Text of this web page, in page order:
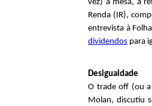
i
o
d
e
vez) à mesa, a
Renda (IR),
entrevista à
dividendos para
Desigualdade
O trade off (ou a
Molan, discutiu